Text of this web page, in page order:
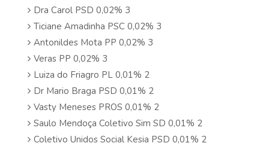
Dra Carol PSD 0,02% 3
Ticiane Amadinha PSC 0,02% 3
Antonildes Mota PP 0,02% 3
Veras PP 0,02% 3
Luiza do Friagro PL 0,01% 2
Dr Mario Braga PSD 0,01% 2
Vasty Meneses PROS 0,01% 2
Saulo Mendoça Coletivo Sim SD 0,01% 2
Coletivo Unidos Social Kesia PSD 0,01% 2